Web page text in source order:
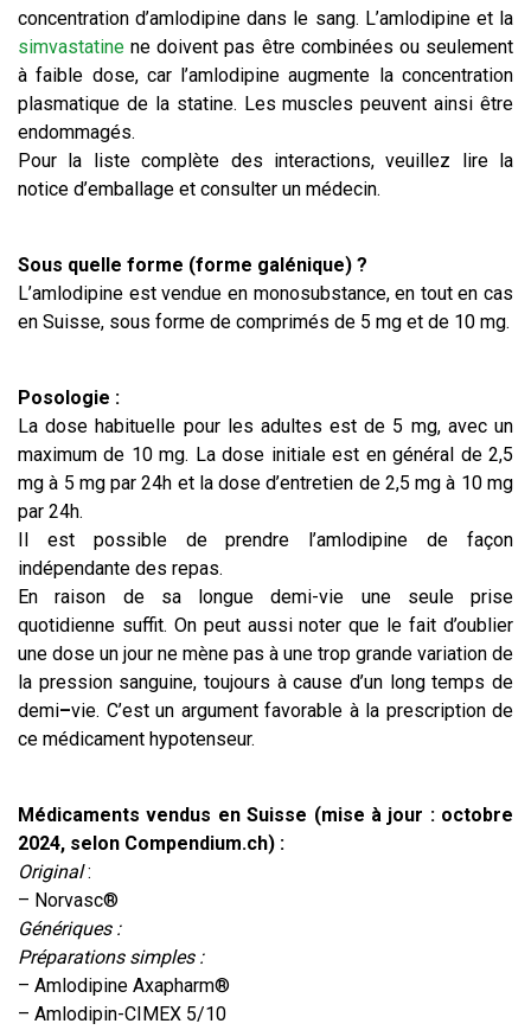
concentration d’amlodipine dans le sang. L’amlodipine et la
simvastatine ne doivent pas être combinées ou seulement
à faible dose, car l’amlodipine augmente la concentration
plasmatique de la statine. Les muscles peuvent ainsi être
endommagés.
Pour la liste complète des interactions, veuillez lire la
notice d’emballage et consulter un médecin.
Sous quelle forme (forme galénique) ?
L’amlodipine est vendue en monosubstance, en tout en cas
en Suisse, sous forme de comprimés de 5 mg et de 10 mg.
Posologie :
La dose habituelle pour les adultes est de 5 mg, avec un
maximum de 10 mg. La dose initiale est en général de 2,5
mg à 5 mg par 24h et la dose d’entretien de 2,5 mg à 10 mg
par 24h.
Il est possible de prendre l’amlodipine de façon
indépendante des repas.
En raison de sa longue demi-vie une seule prise
quotidienne suffit. On peut aussi noter que le fait d’oublier
une dose un jour ne mène pas à une trop grande variation de
la pression sanguine, toujours à cause d’un long temps de
demi–vie. C’est un argument favorable à la prescription de
ce médicament hypotenseur.
Médicaments vendus en Suisse (mise à jour : octobre
2024, selon Compendium.ch) :
Original:
– Norvasc®
Génériques :
Préparations simples :
– Amlodipine Axapharm®
– Amlodipin-CIMEX 5/10